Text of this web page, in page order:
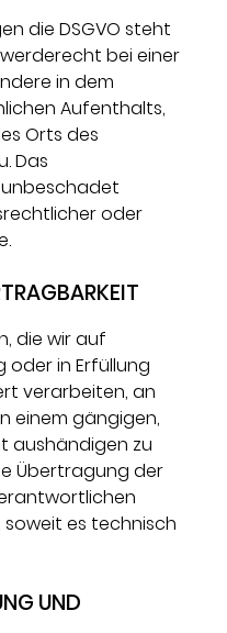
die DSGVO steht
bei einer
in dem
Aufenthalts,
Orts des
Das
oder
die wir auf
oder in Erfüllung
verarbeiten, an
einem gängigen,
aushändigen zu
Übertragung der
es technisch
UND